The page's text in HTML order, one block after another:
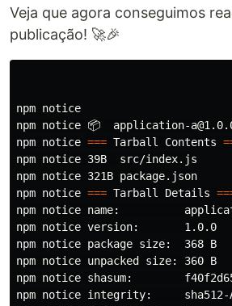
Veja que agora conseguimos
publicação! 🚀🎉
npm notice
npm notice 📦  application-
npm notice === Tarball Contents
npm notice 39B  src/index.js
npm notice 321B package.json
npm notice === Tarball Details
npm notice name:
npm notice version:       1.0.0
npm notice package size:  368 B
npm notice unpacked size: 360 B
npm notice shasum:
npm notice integrity:     sha512-